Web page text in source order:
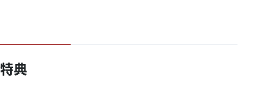
特典